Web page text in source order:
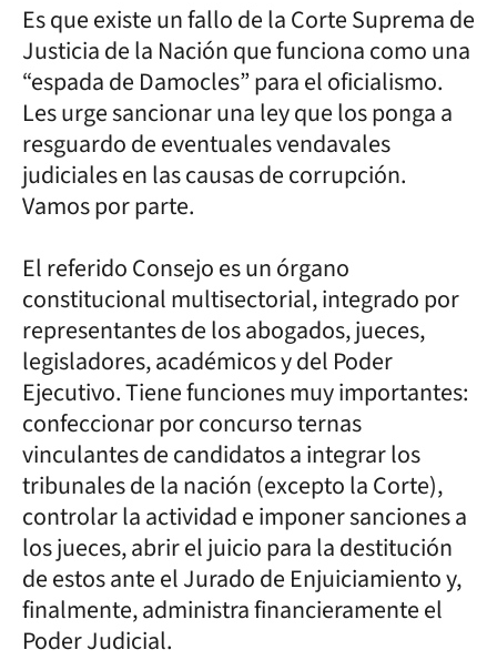
Es que existe un fallo de la Corte Suprema de
Justicia de la Nación que funciona como una
“espada de Damocles” para el oficialismo.
Les urge sancionar una ley que los ponga a
resguardo de eventuales vendavales
judiciales en las causas de corrupción.
Vamos por parte.
El referido Consejo es un órgano
constitucional multisectorial, integrado por
representantes de los abogados, jueces,
legisladores, académicos y del Poder
Ejecutivo. Tiene funciones muy importantes:
confeccionar por concurso ternas
vinculantes de candidatos a integrar los
tribunales de la nación (excepto la Corte),
controlar la actividad e imponer sanciones a
los jueces, abrir el juicio para la destitución
de estos ante el Jurado de Enjuiciamiento y,
finalmente, administra financieramente el
Poder Judicial.